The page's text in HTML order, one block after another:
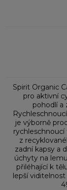
Spirit Organic
pro aktivní
pohodlí a
je výborně
z
zadní kapsy a
úchyty na
přiléhající k
lepší